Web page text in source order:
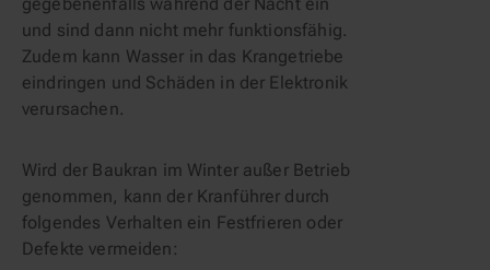
und sind dann nicht mehr funktionsfähig.
Zudem kann Wasser in das Krangetriebe
eindringen und Schäden in der Elektronik
verursachen.
Wird der Baukran im Winter außer Betrieb
genommen, kann der Kranführer durch
folgendes Verhalten ein Festfrieren oder
Defekte vermeiden: